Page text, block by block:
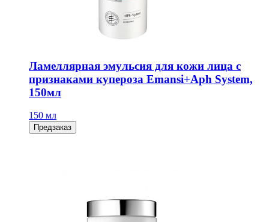
Ламеллярная эмульсия для кожи лица с
признаками купероза Emansi+Aph System,
150мл
150 мл
Предзаказ